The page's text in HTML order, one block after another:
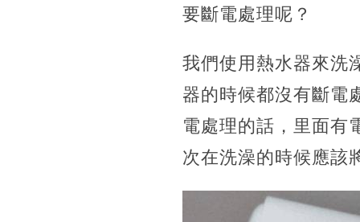
要斷電處理呢？
我們使用熱水器來洗
器的時候都沒有斷電
電處理的話，里面有
次在洗澡的時候應該